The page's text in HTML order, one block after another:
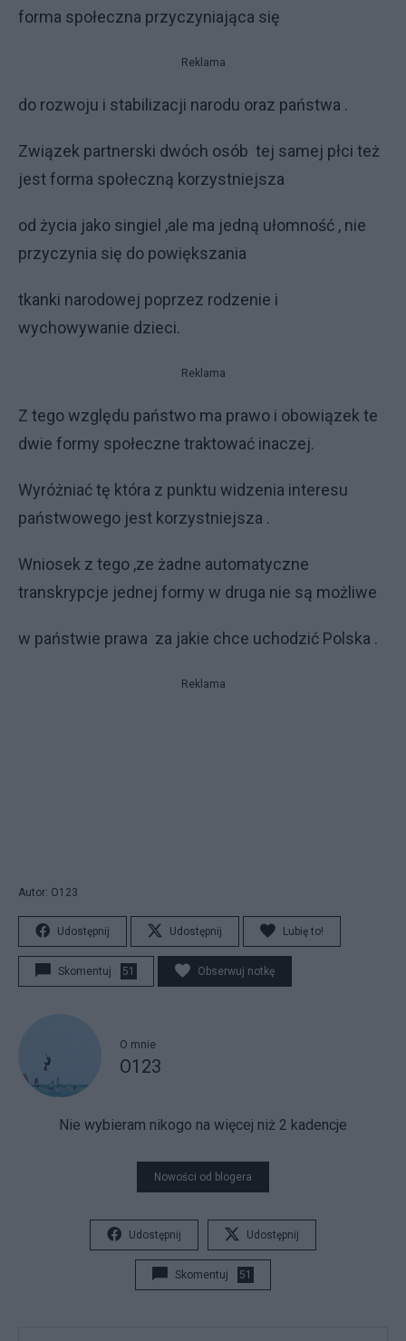
forma społeczna przyczyniająca się
Reklama
do rozwoju i stabilizacji narodu oraz państwa .
Związek partnerski dwóch osób tej samej płci też
jest forma społeczną korzystniejsza
od życia jako singiel ,ale ma jedną ułomność , nie
przyczynia się do powiększania
tkanki narodowej poprzez rodzenie i
wychowywanie dzieci.
Reklama
Z tego względu państwo ma prawo i obowiązek te
dwie formy społeczne traktować inaczej.
Wyróżniać tę która z punktu widzenia interesu
państwowego jest korzystniejsza .
Wniosek z tego ,ze żadne automatyczne
transkrypcje jednej formy w druga nie są możliwe
w państwie prawa za jakie chce uchodzić Polska .
Reklama
Autor: O123
Udostępnij Udostępnij Lubię to!
Skomentuj 51 Obserwuj notkę
O mnie
O123
Nie wybieram nikogo na więcej niż 2 kadencje
Nowości od blogera
Udostępnij Udostępnij
Skomentuj 51